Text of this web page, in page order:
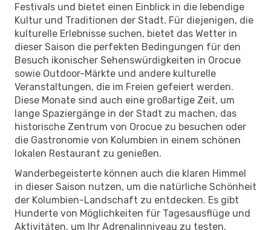
Festivals und bietet einen Einblick in die lebendige
Kultur und Traditionen der Stadt. Für diejenigen, die
kulturelle Erlebnisse suchen, bietet das Wetter in
dieser Saison die perfekten Bedingungen für den
Besuch ikonischer Sehenswürdigkeiten in Orocue
sowie Outdoor-Märkte und andere kulturelle
Veranstaltungen, die im Freien gefeiert werden.
Diese Monate sind auch eine großartige Zeit, um
lange Spaziergänge in der Stadt zu machen, das
historische Zentrum von Orocue zu besuchen oder
die Gastronomie von Kolumbien in einem schönen
lokalen Restaurant zu genießen.
Wanderbegeisterte können auch die klaren Himmel
in dieser Saison nutzen, um die natürliche Schönheit
der Kolumbien-Landschaft zu entdecken. Es gibt
Hunderte von Möglichkeiten für Tagesausflüge und
Aktivitäten, um Ihr Adrenalinniveau zu testen.